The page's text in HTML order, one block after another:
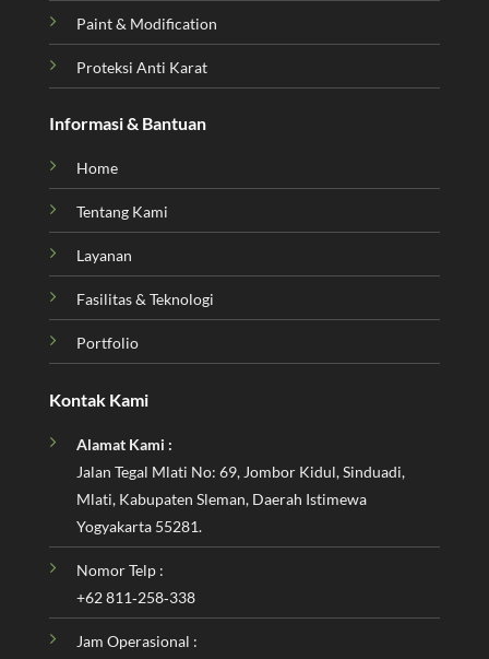
Paint & Modification
Proteksi Anti Karat
Informasi & Bantuan
Home
Tentang Kami
Layanan
Fasilitas & Teknologi
Portfolio
Kontak Kami
Alamat Kami :
Jalan Tegal Mlati No: 69, Jombor Kidul, Sinduadi,
Mlati, Kabupaten Sleman, Daerah Istimewa
Yogyakarta 55281.
Nomor Telp :
‪+62 811‑258‑338‬
Jam Operasional :